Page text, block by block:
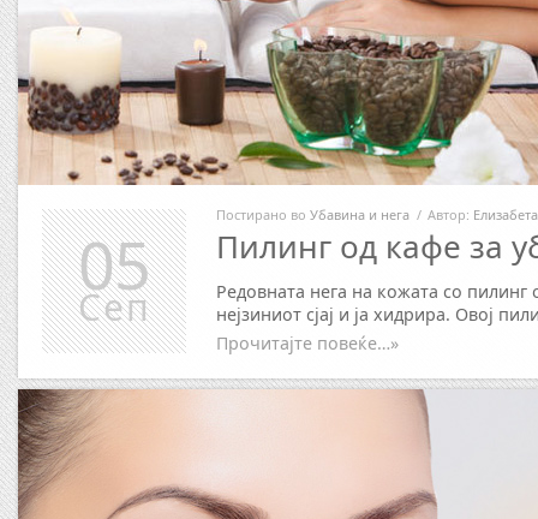
Постирано во Убавина и нега / Автор:
Пилинг од кафе за
Редовната нега на кожата со пилинг
нејзиниот сјај и ја хидрира. Овој
Прочитајте повеќе…»
05
Сеп